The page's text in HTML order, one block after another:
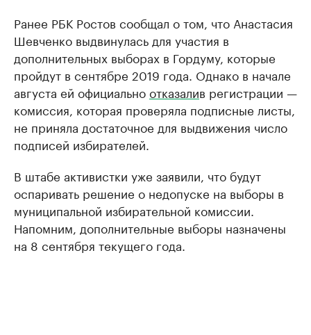
Ранее РБК Ростов сообщал о том, что Анастасия
Шевченко выдвинулась для участия в
дополнительных выборах в Гордуму, которые
пройдут в сентябре 2019 года. Однако в начале
августа ей официальноотказалив регистрации —
комиссия, которая проверяла подписные листы,
не приняла достаточное для выдвижения число
подписей избирателей.
В штабе активистки уже заявили, что будут
оспаривать решение о недопуске на выборы в
муниципальной избирательной комиссии.
Напомним, дополнительные выборы назначены
на 8 сентября текущего года.